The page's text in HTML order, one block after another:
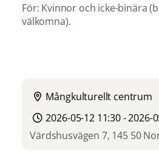
För: Kvinnor och icke-binära
välkomna).
Mångkulturellt centrum
2026-05-12 11:30 - 2026-
Värdshusvägen 7, 145 50